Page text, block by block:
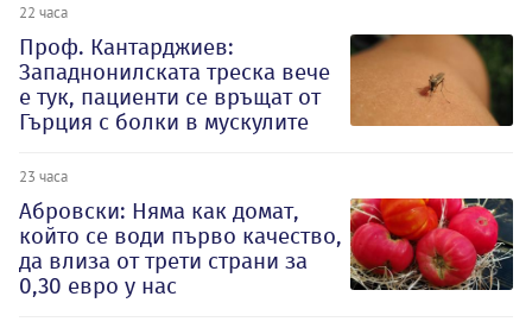
22 часа
Проф. Кантарджиев:
Западнонилската треска вече
е тук, пациенти се връщат от
Гърция с болки в мускулите
23 часа
Абровски: Няма как домат,
който се води първо качество,
да влиза от трети страни за
0,30 евро у нас